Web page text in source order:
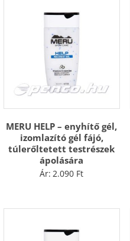
MERU HELP – enyhítő gél,
izomlazító gél fájó,
túlerőltetett testrészek
ápolására
Ár: 2.090 Ft